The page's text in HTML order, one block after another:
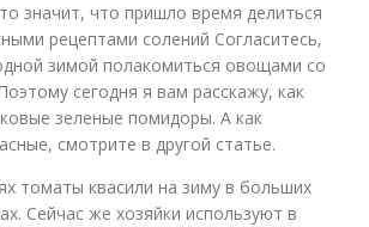
значит, что пришло время делиться
рецептами солений Согласитесь,
зимой полакомиться овощами со
сегодня я вам расскажу, как
зеленые помидоры. А как
смотрите в другой статье.
томаты квасили на зиму в больших
Сейчас же хозяйки используют в